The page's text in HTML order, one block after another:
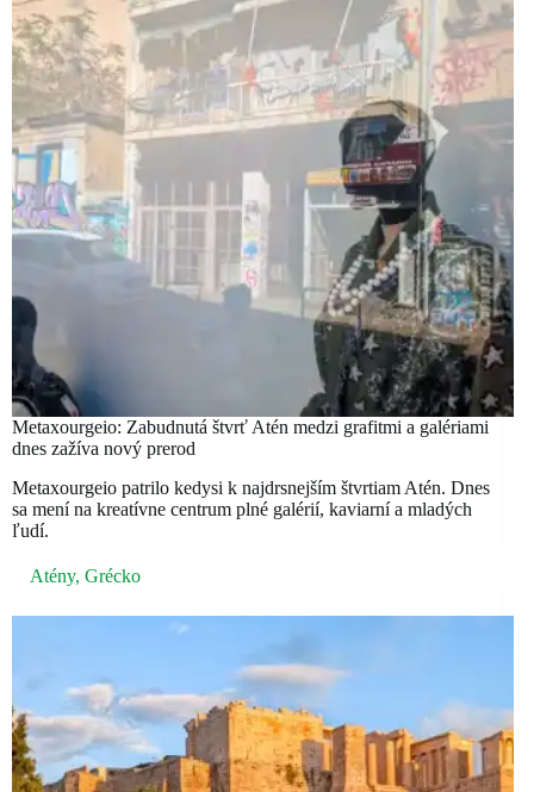
Metaxourgeio: Zabudnutá štvrť Atén medzi grafitmi a galériami
dnes zažíva nový prerod
Metaxourgeio patrilo kedysi k najdrsnejším štvrtiam Atén. Dnes
sa mení na kreatívne centrum plné galérií, kaviarní a mladých
ľudí.
Atény, Grécko